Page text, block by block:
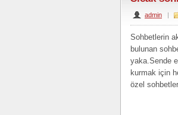
admin |
Sohbetlerin
bulunan
yaka.Sende
kurmak için
özel